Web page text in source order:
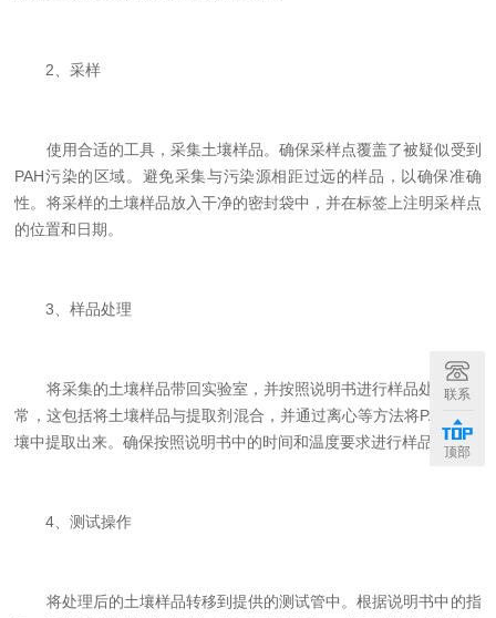
2、采样
使用合适的工具，采集土壤样品。确保采样点覆盖了被疑似受到
PAH污染的区域。避免采集与污染源相距过远的样品，以确保准确
性。将采样的土壤样品放入干净的密封袋中，并在标签上注明采样点
的位置和日期。
3、样品处理
将采集的土壤样品带回实验室，并按照说明书进行样品处理。通
常，这包括将土壤样品与提取剂混合，并通过离心等方法将PAH从土
壤中提取出来。确保按照说明书中的时间和温度要求进行样品处理。
4、测试操作
将处理后的土壤样品转移到提供的测试管中。根据说明书中的指
联系
顶部